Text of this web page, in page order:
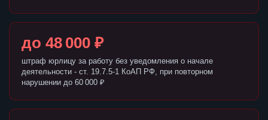
до 48 000 ₽
штраф юрлицу за работу без уведомления о начале
деятельности - ст. 19.7.5-1 КоАП РФ, при повторном
нарушении до 60 000 ₽